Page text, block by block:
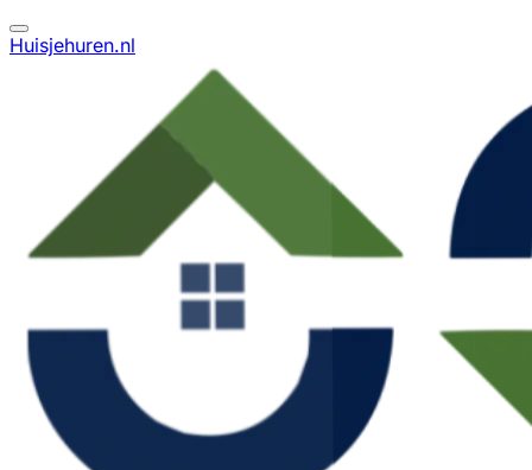
Huisjehuren.nl